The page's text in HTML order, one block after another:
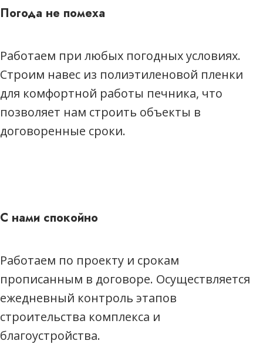
Погода не помеха
Работаем при любых погодных условиях.
Строим навес из полиэтиленовой пленки
для комфортной работы печника, что
позволяет нам строить объекты в
договоренные сроки.
С нами спокойно
Работаем по проекту и срокам
прописанным в договоре. Осуществляется
ежедневный контроль этапов
строительства комплекса и
благоустройства.